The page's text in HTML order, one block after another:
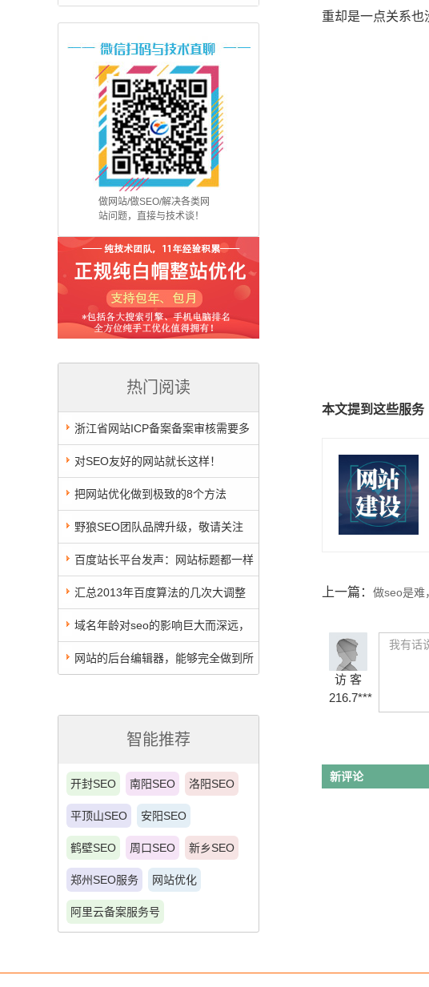
做网站/做SEO/解决各类网
站问题，直接与技术谈！
热门阅读
浙江省网站ICP备案备案审核需要多
长时间？6天4个工作日，刚备案过！有
图有真相
对SEO友好的网站就长这样！
把网站优化做到极致的8个方法
野狼SEO团队品牌升级，敬请关注
百度站长平台发声：网站标题都一样
不利于网站优化排名
汇总2013年百度算法的几次大调整
域名年龄对seo的影响巨大而深远，
以后也越来越重要
网站的后台编辑器，能够完全做到所
智能推荐
开封SEO 南阳SEO 洛阳SEO
平顶山SEO 安阳SEO
鹤壁SEO 周口SEO 新乡SEO
郑州SEO服务 网站优化
阿里云备案服务号
重却是一点关系也
本文提到这些服务
上一篇： 做seo是难
访 客
216.7***
新评论